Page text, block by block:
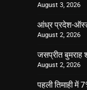
August 3, 2026
आंध्र प्रदेश-
August 2, 2026
जसप्रीत बुमराह
August 2, 2026
पहली तिमाही में